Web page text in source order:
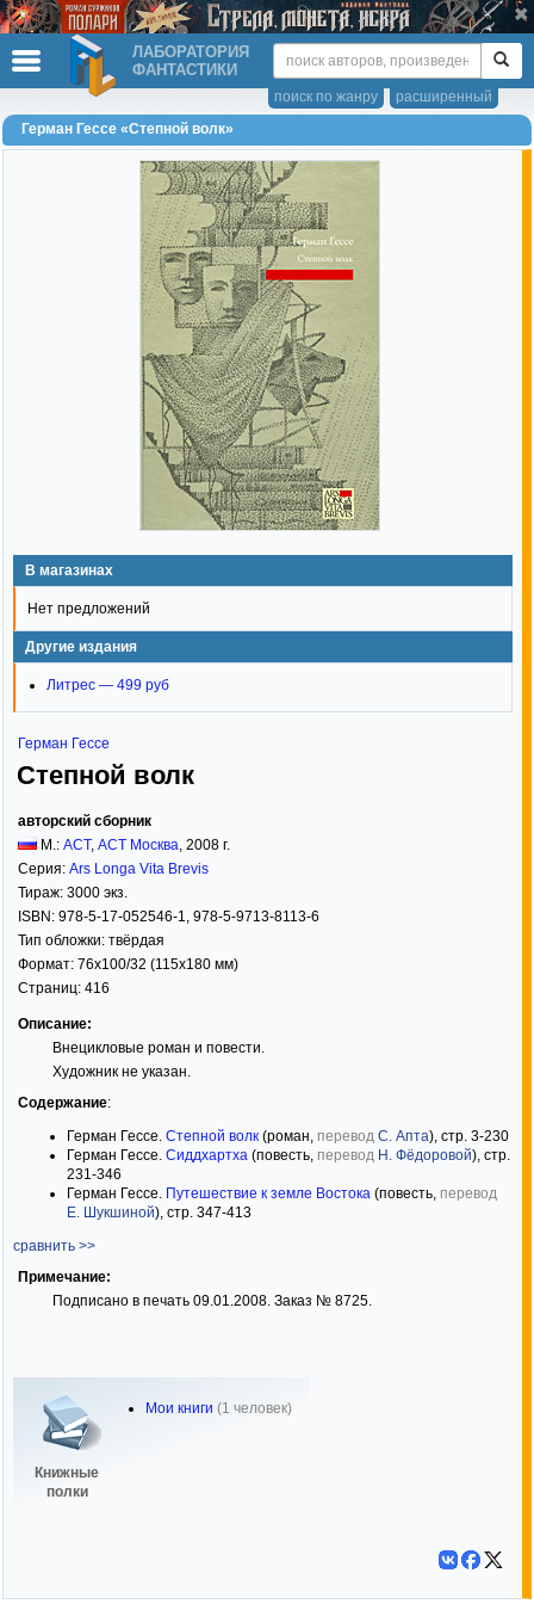
ЛАБОРАТОРИЯ
ФАНТАСТИКИ
расширенный
поиск по жанру
Герман Гессе «Степной волк»
В магазинах
Нет предложений
Другие издания
Литрес — 499 руб
Герман Гессе
Степной волк
авторский сборник
М.: АСТ, АСТ Москва 2008 г.
Серия: Ars Longa Vita Brevis
Тираж: 3000 экз.
ISBN: 978-5-17-052546-1, 978-5-9713-8113-6
Тип обложки: твёрдая
Формат: 76x100/32 (115x180 мм)
Страниц: 416
Описание:
Внецикловые роман и повести.
Художник не указан.
Содержание:
Герман Гессе. Степной волк (роман, перевод С. Апта), стр. 3-230
Герман Гессе. Сиддхартха (повесть, перевод Н. Фёдоровой), стр.
231-346
Герман Гессе. Путешествие к земле Востока (повесть, перевод
Е. Шукшиной), стр. 347-413
сравнить >>
Примечание:
Подписано в печать 09.01.2008. Заказ № 8725.
Книжные
полки
Мои книги (1 человек)